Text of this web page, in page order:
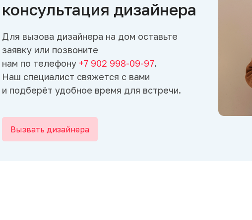
консультация дизайнера
Для вызова дизайнера на дом оставьте
заявку или позвоните
нам по телефону +7 902 998-09-97.
Наш специалист свяжется с вами
и подберёт удобное время для встречи.
Вызвать дизайнера